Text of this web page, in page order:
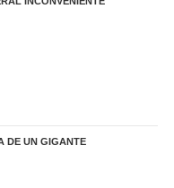
DE UN GIGANTE